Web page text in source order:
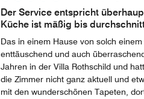
Der Service entspricht
Küche ist mäßig bis
Das in einem Hause von solch
enttäuschend und auch
Jahren in der Villa Rothschild und
die Zimmer nicht ganz aktuell und
mit den wunderschönen Tapeten,